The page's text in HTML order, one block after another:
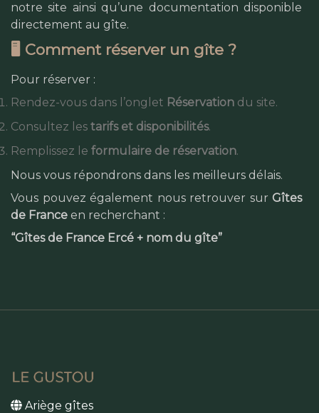
notre site ainsi qu’une documentation disponible
directement au gîte.
🖥️ Comment réserver un gîte ?
Pour réserver :
Rendez-vous dans l’onglet Réservation du site.
Consultez les tarifs et disponibilités.
Remplissez le formulaire de réservation.
Nous vous répondrons dans les meilleurs délais.
Vous pouvez également nous retrouver sur Gîtes
de France en recherchant :
“Gîtes de France Ercé + nom du gîte”
Ariège gîtes